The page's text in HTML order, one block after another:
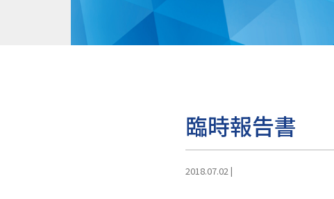
臨時報告書
2018.07.02|